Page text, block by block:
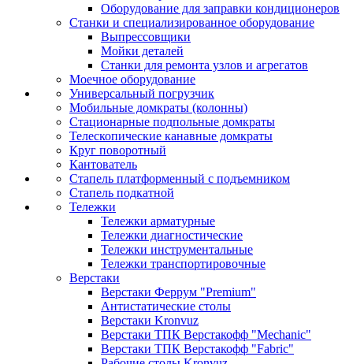
Оборудование для заправки кондиционеров
Станки и специализированное оборудование
Выпрессовщики
Мойки деталей
Станки для ремонта узлов и агрегатов
Моечное оборудование
Универсальный погрузчик
Мобильные домкраты (колонны)
Стационарные подпольные домкраты
Телескопические канавные домкраты
Круг поворотный
Кантователь
Стапель платформенный с подъемником
Стапель подкатной
Тележки
Тележки арматурные
Тележки диагностические
Тележки инструментальные
Тележки транспортировочные
Верстаки
Верстаки Феррум "Premium"
Антистатические столы
Верстаки Kronvuz
Верстаки ТПК Верстакофф "Mechanic"
Верстаки ТПК Верстакофф "Fabric"